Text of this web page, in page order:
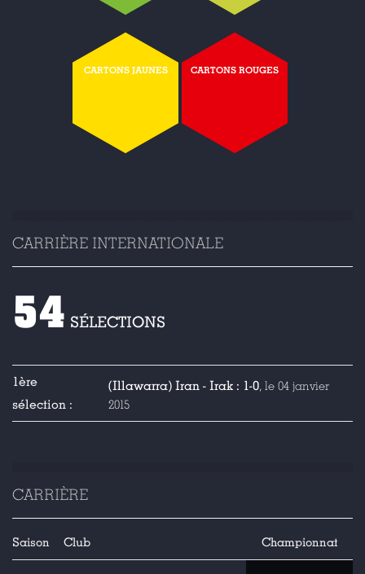
CARTONS JAUNES CARTONS ROUGES
CARRIÈRE INTERNATIONALE
54 SÉLECTIONS
1ère
sélection :
(Illawarra) Iran - Irak : 1-0, le 04 janvier
2015
CARRIÈRE
Saison Club Championnat